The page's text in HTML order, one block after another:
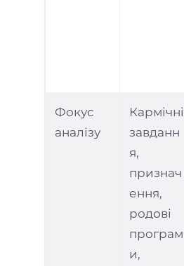
Фокус
аналізу
Кармічні
завданн
я,
признач
ення,
родові
програм
и,